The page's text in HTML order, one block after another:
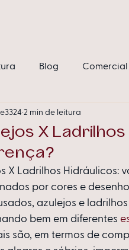
Blog Comercial
Sem categoria
X
2 min de leitura
X Ladrilhos Hidráulicos:
por cores e
azulejos e
bem em diferentes
são, em termos de